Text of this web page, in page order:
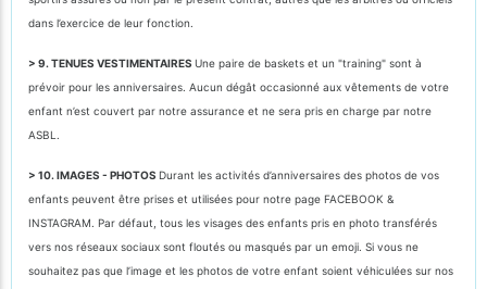
dans l’exercice de leur fonction.
> 9. TENUES VESTIMENTAIRES Une paire de baskets et un "training" sont à
prévoir pour les anniversaires. Aucun dégât occasionné aux vêtements de votre
enfant n’est couvert par notre assurance et ne sera pris en charge par notre
ASBL.
> 10. IMAGES - PHOTOS Durant les activités d’anniversaires des photos de vos
enfants peuvent être prises et utilisées pour notre page FACEBOOK &
INSTAGRAM. Par défaut, tous les visages des enfants pris en photo transférés
vers nos réseaux sociaux sont floutés ou masqués par un emoji. Si vous ne
souhaitez pas que l’image et les photos de votre enfant soient véhiculées sur nos